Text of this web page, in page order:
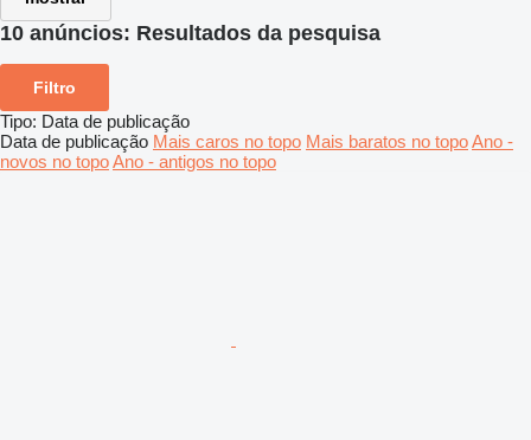
10 anúncios: Resultados da pesquisa
Filtro
Tipo: Data de publicação
Data de publicação Mais caros no topo Mais baratos no topoAno -
novos no topoAno - antigos no topo